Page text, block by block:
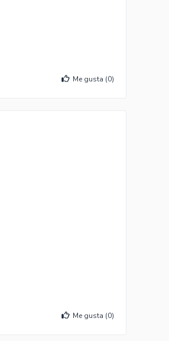
Me gusta (0)
Me gusta (0)